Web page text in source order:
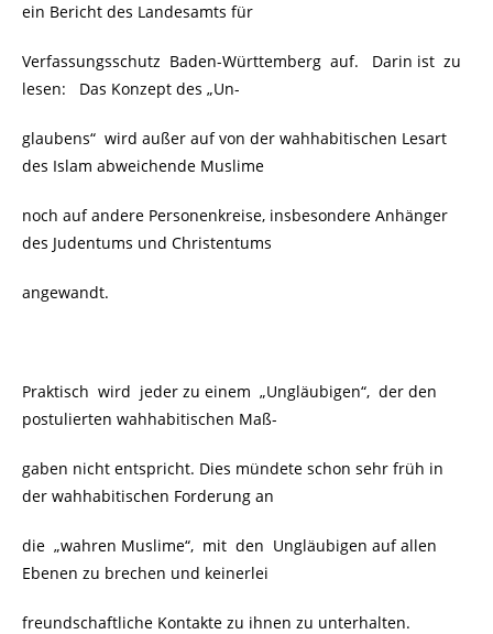
ein Bericht des Landesamts für
Verfassungsschutz Baden-Württemberg auf. Darin ist zu
lesen: Das Konzept des „Un-
glaubens“ wird außer auf von der wahhabitischen Lesart
des Islam abweichende Muslime
noch auf andere Personenkreise, insbesondere Anhänger
des Judentums und Christentums
angewandt.
Praktisch wird jeder zu einem „Ungläubigen“, der den
postulierten wahhabitischen Maß-
gaben nicht entspricht. Dies mündete schon sehr früh in
der wahhabitischen Forderung an
die „wahren Muslime“, mit den Ungläubigen auf allen
Ebenen zu brechen und keinerlei
freundschaftliche Kontakte zu ihnen zu unterhalten.